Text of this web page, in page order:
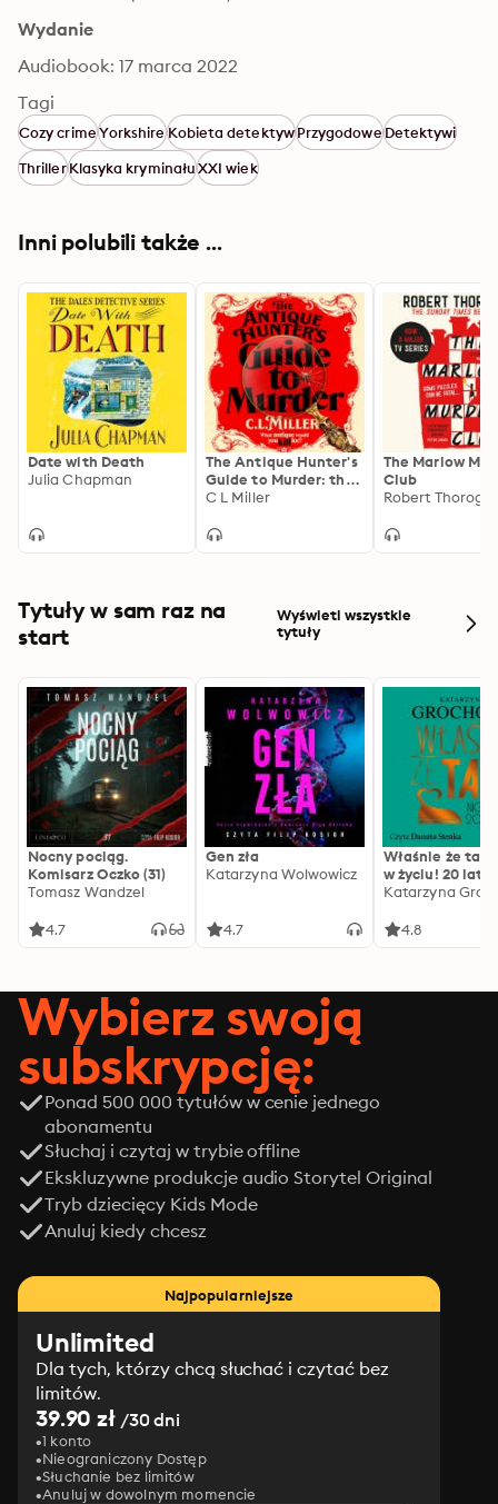
Wydanie
Audiobook: 17 marca 2022
Tagi
Cozy crimeYorkshireKobieta detektywPrzygodoweDetektywi
ThrillerKlasyka kryminałuXXI wiek
Inni polubili także ...
Date with Death
Julia Chapman
The Antique Hunter's
Guide to Murder: the
highly anticipated
of the Antiques
C L Miller
The Marlow
Club
Robert
Tytuły w sam raz na
start
Wyświetl wszystkie
tytuły
Nocny pociąg.
Komisarz Oczko (31)
Tomasz Wandzel
4.7
Gen zła
Katarzyna Wolwowicz
4.7
Właśnie że tak!
w życiu! 20 lat
Katarzyna
4.8
Wybierz swoją
subskrypcję:
Ponad 500 000 tytułów w cenie jednego
abonamentu
Słuchaj i czytaj w trybie offline
Ekskluzywne produkcje audio Storytel Original
Tryb dziecięcy Kids Mode
Anuluj kiedy chcesz
Najpopularniejsze
Unlimited
Dla tych, którzy chcą słuchać i czytać bez
limitów.
39.90 zł/30 dni
1 konto
Nieograniczony Dostęp
Słuchanie bez limitów
Anuluj w dowolnym momencie